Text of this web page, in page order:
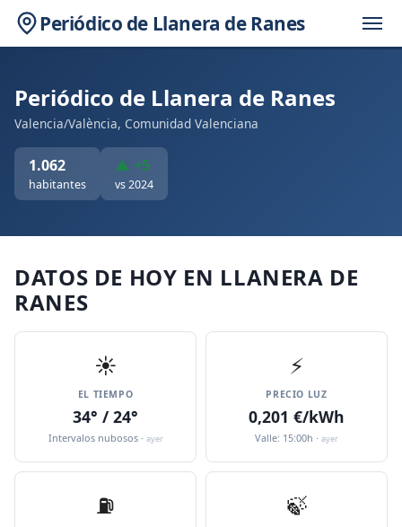
Periódico de Llanera de Ranes
Periódico de Llanera de Ranes
Valencia/València, Comunidad Valenciana
1.062
habitantes
▲ +5
vs 2024
DATOS DE HOY EN LLANERA DE
RANES
☀️
EL TIEMPO
34° / 24°
Intervalos nubosos · ayer
⚡
PRECIO LUZ
0,201 €/kWh
Valle: 15:00h · ayer
⛽️ 🍃